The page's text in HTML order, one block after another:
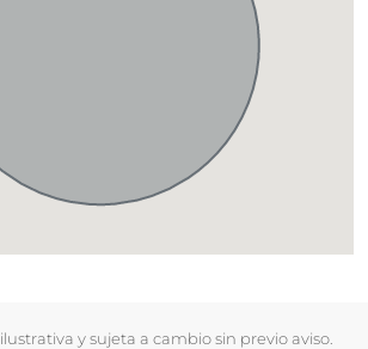
y sujeta a cambio sin previo aviso.